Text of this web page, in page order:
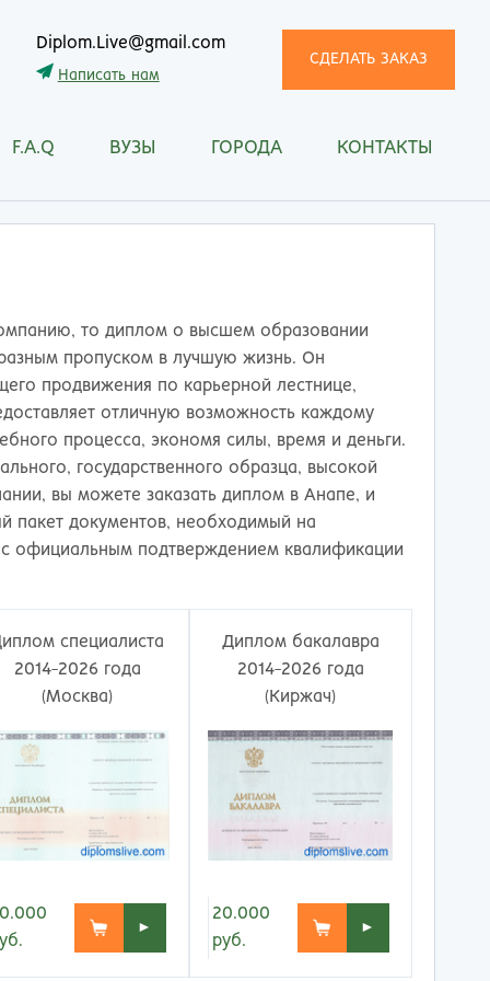
Diplom.Live@gmail.com
Написать нам
СДЕЛАТЬ ЗАКАЗ
F.A.Q ВУЗЫ ГОРОДА
Челны
Камчатский
Смоленск
Сочи
Ставрополь
Стерлитамак
Сургут
Сыктывкар
Таганрог
Тамбов
Тверь
Тюмень
Ульяновск
Уфа
Хабаровск
Химки
Челябинск
Якутск
Ярославль
КОНТАКТЫ
то диплом о высшем образовании
пропуском в лучшую жизнь. Он
продвижения по карьерной лестнице,
отличную возможность каждому
процесса, экономя силы, время и деньги.
государственного образца, высокой
вы можете заказать диплом в Анапе, и
пакет документов, необходимый на
официальным подтверждением квалификации
специалиста
2014-2026 года
(Москва)
►
Диплом бакалавра
2014-2026 года
(Киржач)
20.000
руб.
►